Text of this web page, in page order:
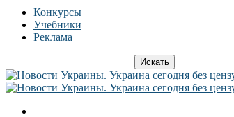
Конкурсы
Учебники
Реклама